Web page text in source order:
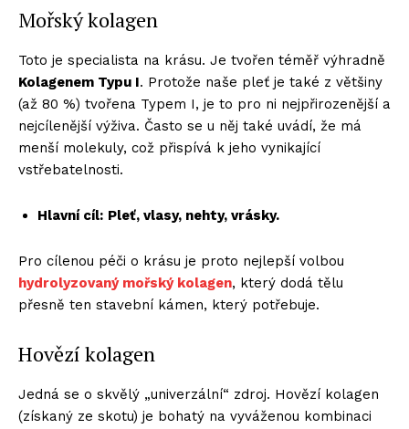
Mořský kolagen
Toto je specialista na krásu. Je tvořen téměř výhradně
Kolagenem Typu I. Protože naše pleť je také z většiny
(až 80 %) tvořena Typem I, je to pro ni nejpřirozenější a
nejcílenější výživa. Často se u něj také uvádí, že má
menší molekuly, což přispívá k jeho vynikající
vstřebatelnosti.
Hlavní cíl: Pleť, vlasy, nehty, vrásky.
Pro cílenou péči o krásu je proto nejlepší volbou
hydrolyzovaný mořský kolagen, který dodá tělu
přesně ten stavební kámen, který potřebuje.
Hovězí kolagen
Jedná se o skvělý „univerzální“ zdroj. Hovězí kolagen
(získaný ze skotu) je bohatý na vyváženou kombinaci